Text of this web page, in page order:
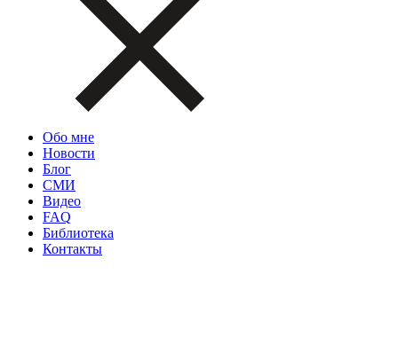
Обо мне
Новости
Блог
СМИ
Видео
FAQ
Библиотека
Контакты